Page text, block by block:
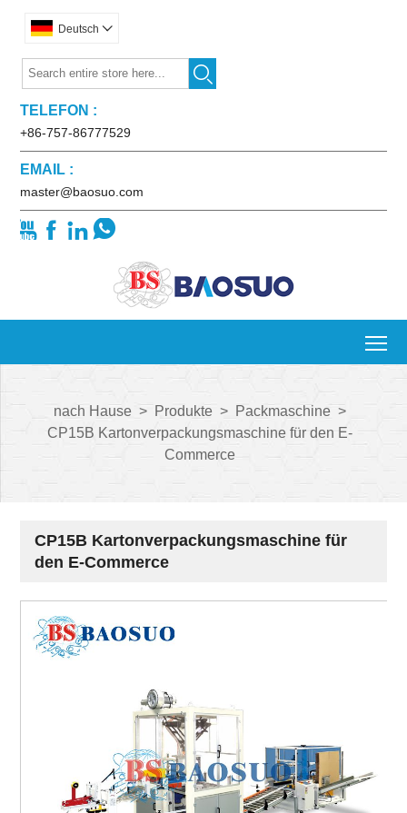
Deutsch 

TELEFON :
+86-757-86777529
EMAIL :
master@baosuo.com
   
nach Hause > Produkte > Packmaschine >
CP15B Kartonverpackungsmaschine für den E-
Commerce
CP15B Kartonverpackungsmaschine für
den E-Commerce